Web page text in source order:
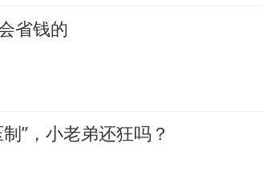
省钱的
”，小老弟还狂吗？